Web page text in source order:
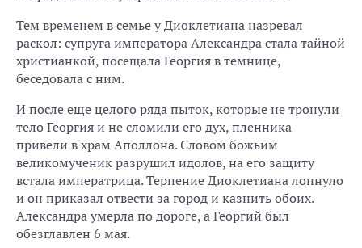
Тем временем в семье у Диоклетиана назревал
раскол: супруга императора Александра стала тайной
христианкой, посещала Георгия в темнице,
беседовала с ним.
И после еще целого ряда пыток, которые не тронули
тело Георгия и не сломили его дух, пленника
привели в храм Аполлона. Словом божьим
великомученик разрушил идолов, на его защиту
встала императрица. Терпение Диоклетиана лопнуло
и он приказал отвести за город и казнить обоих.
Александра умерла по дороге, а Георгий был
обезглавлен 6 мая.